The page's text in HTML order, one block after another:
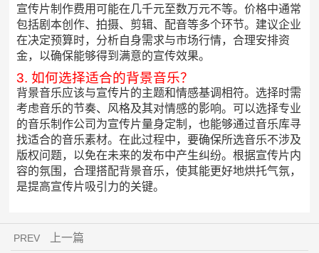
宣传片制作费用可能在几千元至数万元不等。价格中通常
包括剧本创作、拍摄、剪辑、配音等多个环节。建议企业
在决定预算时，分析自身需求与市场行情，合理安排资
金，以确保能够得到满意的宣传效果。
3. 如何选择适合的背景音乐？
背景音乐应该与宣传片的主题和情感基调相符。选择时需
考虑音乐的节奏、风格及其对情感的影响。可以选择专业
的音乐制作公司为宣传片量身定制，也能够通过音乐库寻
找适合的音乐素材。在此过程中，要确保所选音乐不涉及
版权问题，以免在未来的发布中产生纠纷。根据宣传片内
容的氛围，合理搭配背景音乐，使其能更好地烘托气氛，
是提高宣传片吸引力的关键。
PREV 上一篇